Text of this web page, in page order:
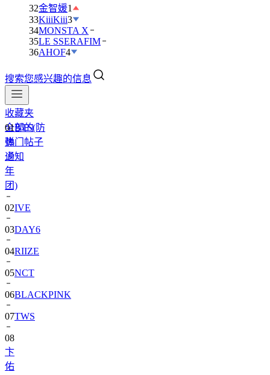
32金智媛1
33KiiiKiii3
34MONSTA X
35LE SSERAFIM
36AHOF4
搜索您感兴趣的信息
收藏夹
全部的
热门帖子
通知
01BTS(防
弹
少
年
团)
02IVE
03DAY6
04RIIZE
05NCT
06BLACKPINK
07TWS
08
卞
佑